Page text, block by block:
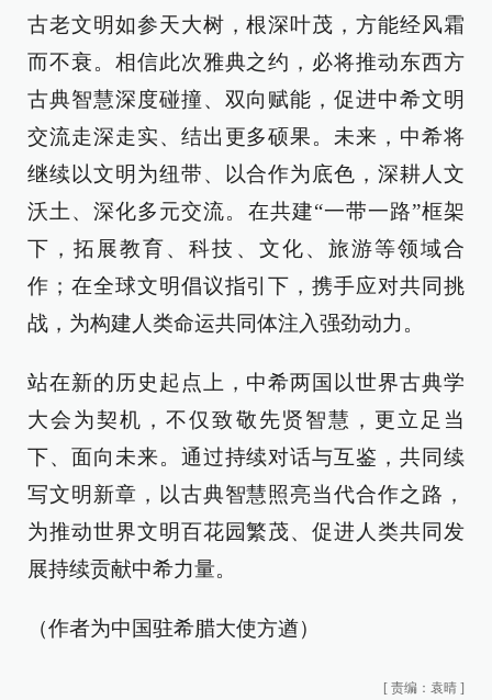
古老文明如参天大树，根深叶茂，方能经风霜
而不衰。相信此次雅典之约，必将推动东西方
古典智慧深度碰撞、双向赋能，促进中希文明
交流走深走实、结出更多硕果。未来，中希将
继续以文明为纽带、以合作为底色，深耕人文
沃土、深化多元交流。在共建“一带一路”框架
下，拓展教育、科技、文化、旅游等领域合
作；在全球文明倡议指引下，携手应对共同挑
战，为构建人类命运共同体注入强劲动力。
站在新的历史起点上，中希两国以世界古典学
大会为契机，不仅致敬先贤智慧，更立足当
下、面向未来。通过持续对话与互鉴，共同续
写文明新章，以古典智慧照亮当代合作之路，
为推动世界文明百花园繁茂、促进人类共同发
展持续贡献中希力量。
（作者为中国驻希腊大使方遒）
[ 责编：袁晴 ]